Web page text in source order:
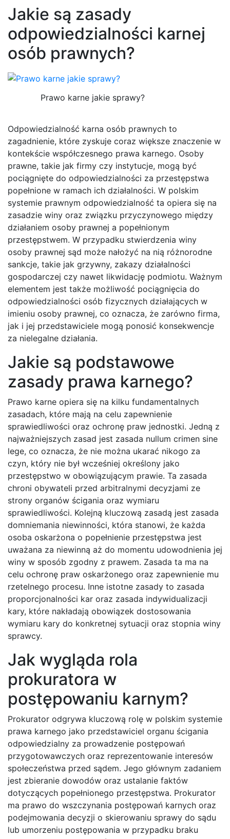
Jakie są zasady
odpowiedzialności karnej
osób prawnych?
Prawo karne jakie sprawy?
Odpowiedzialność karna osób prawnych to
zagadnienie, które zyskuje coraz większe znaczenie w
kontekście współczesnego prawa karnego. Osoby
prawne, takie jak firmy czy instytucje, mogą być
pociągnięte do odpowiedzialności za przestępstwa
popełnione w ramach ich działalności. W polskim
systemie prawnym odpowiedzialność ta opiera się na
zasadzie winy oraz związku przyczynowego między
działaniem osoby prawnej a popełnionym
przestępstwem. W przypadku stwierdzenia winy
osoby prawnej sąd może nałożyć na nią różnorodne
sankcje, takie jak grzywny, zakazy działalności
gospodarczej czy nawet likwidację podmiotu. Ważnym
elementem jest także możliwość pociągnięcia do
odpowiedzialności osób fizycznych działających w
imieniu osoby prawnej, co oznacza, że zarówno firma,
jak i jej przedstawiciele mogą ponosić konsekwencje
za nielegalne działania.
Jakie są podstawowe
zasady prawa karnego?
Prawo karne opiera się na kilku fundamentalnych
zasadach, które mają na celu zapewnienie
sprawiedliwości oraz ochronę praw jednostki. Jedną z
najważniejszych zasad jest zasada nullum crimen sine
lege, co oznacza, że nie można ukarać nikogo za
czyn, który nie był wcześniej określony jako
przestępstwo w obowiązującym prawie. Ta zasada
chroni obywateli przed arbitralnymi decyzjami ze
strony organów ścigania oraz wymiaru
sprawiedliwości. Kolejną kluczową zasadą jest zasada
domniemania niewinności, która stanowi, że każda
osoba oskarżona o popełnienie przestępstwa jest
uważana za niewinną aż do momentu udowodnienia jej
winy w sposób zgodny z prawem. Zasada ta ma na
celu ochronę praw oskarżonego oraz zapewnienie mu
rzetelnego procesu. Inne istotne zasady to zasada
proporcjonalności kar oraz zasada indywidualizacji
kary, które nakładają obowiązek dostosowania
wymiaru kary do konkretnej sytuacji oraz stopnia winy
sprawcy.
Jak wygląda rola
prokuratora w
postępowaniu karnym?
Prokurator odgrywa kluczową rolę w polskim systemie
prawa karnego jako przedstawiciel organu ścigania
odpowiedzialny za prowadzenie postępowań
przygotowawczych oraz reprezentowanie interesów
społeczeństwa przed sądem. Jego głównym zadaniem
jest zbieranie dowodów oraz ustalanie faktów
dotyczących popełnionego przestępstwa. Prokurator
ma prawo do wszczynania postępowań karnych oraz
podejmowania decyzji o skierowaniu sprawy do sądu
lub umorzeniu postępowania w przypadku braku